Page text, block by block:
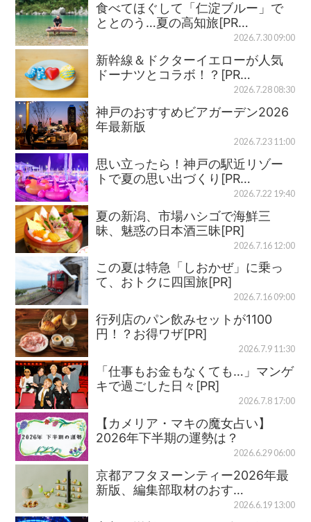
食べてほぐして「仁淀ブルー」で
ととのう…夏の高知旅[PR…
2026.7.30 09:00
新幹線＆ドクターイエローが人気
ドーナツとコラボ！？[PR…
2026.7.28 08:30
神戸のおすすめビアガーデン2026
年最新版
2026.7.23 11:00
思い立ったら！神戸の駅近リゾー
トで夏の思い出づくり[PR…
2026.7.22 19:40
夏の新潟、市場ハシゴで海鮮三
昧、魅惑の日本酒三昧[PR]
2026.7.16 12:00
この夏は特急「しおかぜ」に乗っ
て、おトクに四国旅[PR]
2026.7.16 09:00
行列店のパン飲みセットが1100
円！？お得ワザ[PR]
2026.7.9 11:30
「仕事もお金もなくても…」マンゲ
キで過ごした日々[PR]
2026.7.8 17:00
【カメリア・マキの魔女占い】
2026年下半期の運勢は？
2026.6.29 06:00
京都アフタヌーンティー2026年最
新版、編集部取材のおす…
2026.6.19 13:00